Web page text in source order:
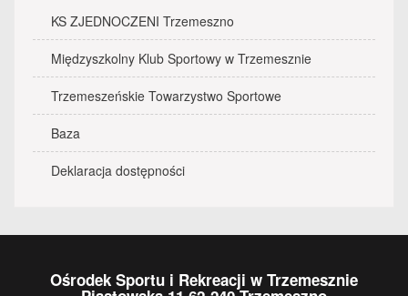
KS ZJEDNOCZENI Trzemeszno
Międzyszkolny Klub Sportowy w Trzemesznie
Trzemeszeńskie Towarzystwo Sportowe
Baza
Deklaracja dostępności
Ośrodek Sportu i Rekreacji w Trzemesznie